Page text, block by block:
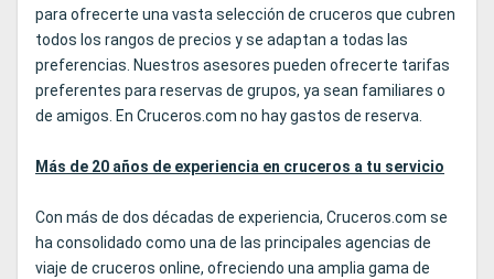
para ofrecerte una vasta selección de cruceros que cubren
todos los rangos de precios y se adaptan a todas las
preferencias. Nuestros asesores pueden ofrecerte tarifas
preferentes para reservas de grupos, ya sean familiares o
de amigos. En Cruceros.com no hay gastos de reserva.
Más de 20 años de experiencia en cruceros a tu servicio
Con más de dos décadas de experiencia, Cruceros.com se
ha consolidado como una de las principales agencias de
viaje de cruceros online, ofreciendo una amplia gama de